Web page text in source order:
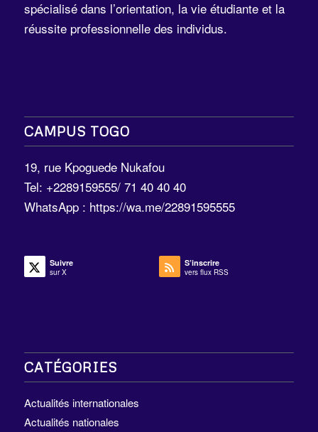
spécialisé dans l’orientation, la vie étudiante et la
réussite professionnelle des individus.
CAMPUS TOGO
19, rue Kpoguede Nukafou
Tel: +2289159555/ 71 40 40 40
WhatsApp : https://wa.me/22891595555
Suivre
sur X
S’inscrire
vers flux RSS
CATÉGORIES
Actualités internationales
Actualités nationales